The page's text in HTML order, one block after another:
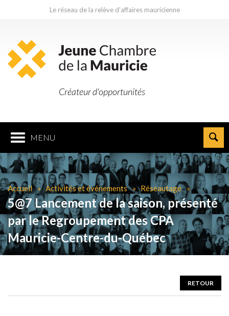
Le réseau de la relève d’affaires mauricienne
Créateur d'opportunités
MENU
Accueil Activités et événements Réseautage
5@7 Lancement de la saison, présenté
par le Regroupement des CPA
Mauricie-Centre-du-Québec
RETOUR